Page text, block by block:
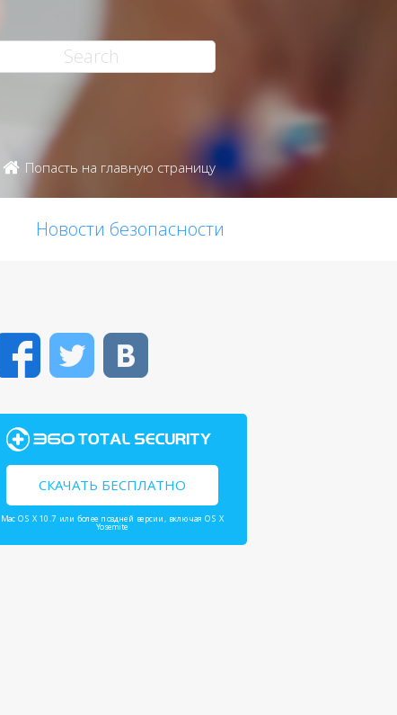
Попасть на главную страницу
Новости безопасности
FacebookTwitter
СКАЧАТЬ БЕСПЛАТНО
Mac OS X 10.7 или более поздней версии, включая OS X
Yosemite